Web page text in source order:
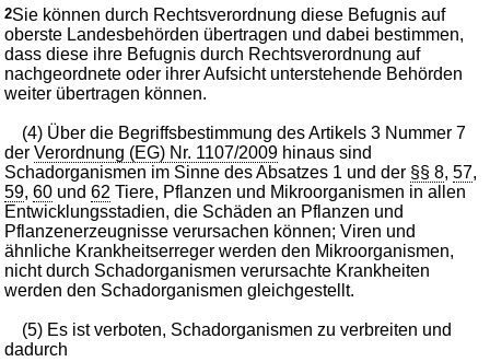
2Sie können durch Rechtsverordnung diese Befugnis auf
oberste Landesbehörden übertragen und dabei bestimmen,
dass diese ihre Befugnis durch Rechtsverordnung auf
nachgeordnete oder ihrer Aufsicht unterstehende Behörden
weiter übertragen können.
(4) Über die Begriffsbestimmung des Artikels 3 Nummer 7
derVerordnung (EG) Nr. 1107/2009 hinaus sind
Schadorganismen im Sinne des Absatzes 1 und der §§ 8,57,
59,60 und62 Tiere, Pflanzen und Mikroorganismen in allen
Entwicklungsstadien, die Schäden an Pflanzen und
Pflanzenerzeugnisse verursachen können; Viren und
ähnliche Krankheitserreger werden den Mikroorganismen,
nicht durch Schadorganismen verursachte Krankheiten
werden den Schadorganismen gleichgestellt.
(5) Es ist verboten, Schadorganismen zu verbreiten und
dadurch